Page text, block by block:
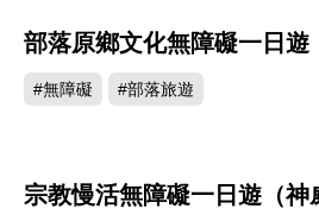
部落原鄉文化無障礙一日遊
#無障礙 #部落旅遊
宗教慢活無障礙一日遊（神